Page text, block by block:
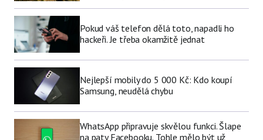
Pokud váš telefon dělá toto, napadli ho
hackeři. Je třeba okamžitě jednat
Nejlepší mobily do 5 000 Kč: Kdo koupí
Samsung, neudělá chybu
WhatsApp připravuje skvělou funkci. Šlape
na paty Facebooku. Tohle mělo být už